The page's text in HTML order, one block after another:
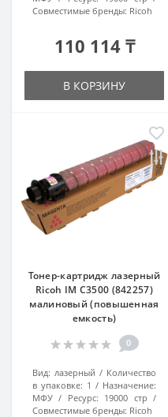
Совместимые бренды: Ricoh
110 114 ₸
В КОРЗИНУ
Тонер-картридж лазерный
Ricoh IM C3500 (842257)
малиновый (повышенная
емкость)
0
Вид: лазерный
Количество
в упаковке: 1
Назначение:
МФУ
Ресурс: 19000 стр
Совместимые бренды: Ricoh